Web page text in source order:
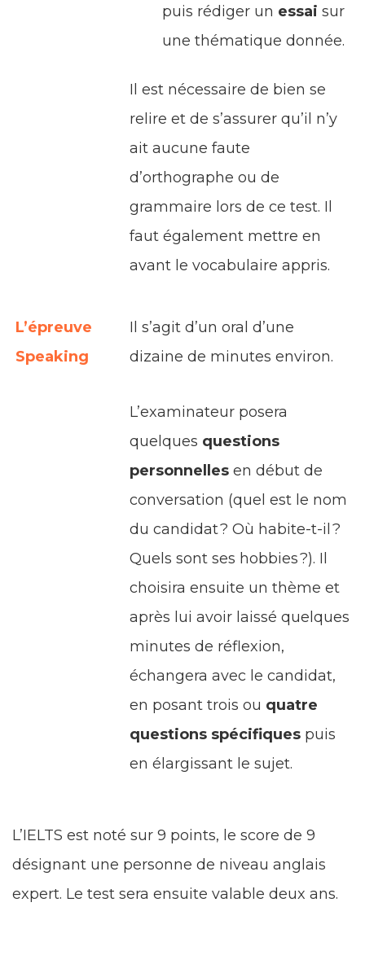
puis rédiger un essai sur
une thématique donnée.
Il est nécessaire de bien se
relire et de s’assurer qu’il n’y
ait aucune faute
d’orthographe ou de
grammaire lors de ce test. Il
faut également mettre en
avant le vocabulaire appris.
L’épreuve
Speaking
Il s’agit d’un oral d’une
dizaine de minutes environ.
L’examinateur posera
quelques questions
personnelles en début de
conversation (quel est le nom
du candidat ? Où habite-t-il ?
Quels sont ses hobbies ?). Il
choisira ensuite un thème et
après lui avoir laissé quelques
minutes de réflexion,
échangera avec le candidat,
en posant trois ou quatre
questions spécifiques puis
en élargissant le sujet.
L’IELTS est noté sur 9 points, le score de 9
désignant une personne de niveau anglais
expert. Le test sera ensuite valable deux ans.